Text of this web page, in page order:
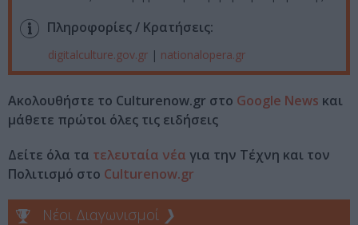
Πληροφορίες / Κρατήσεις:
digitalculture.gov.gr | nationalopera.gr
Ακολουθήστε το Culturenow.gr στο Google News και
μάθετε πρώτοι όλες τις ειδήσεις
Δείτε όλα τα τελευταία νέα για την Τέχνη και τον
Πολιτισμό στο Culturenow.gr
Νέοι Διαγωνισμοί ❯